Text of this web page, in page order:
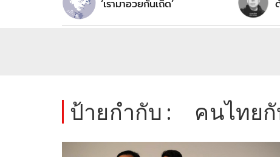
‘เรามาอวยกันเถิด’
ป้ายกำกับ : คนไทย